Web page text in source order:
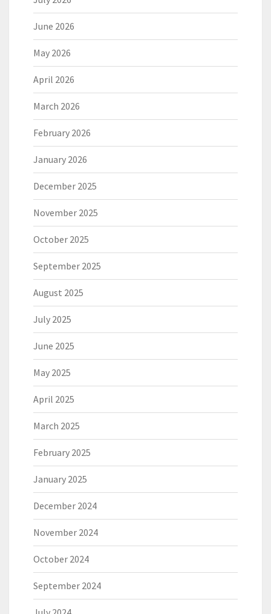
June 2026
May 2026
April 2026
March 2026
February 2026
January 2026
December 2025
November 2025
October 2025
September 2025
August 2025
July 2025
June 2025
May 2025
April 2025
March 2025
February 2025
January 2025
December 2024
November 2024
October 2024
September 2024